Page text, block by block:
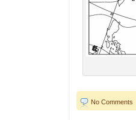
No Comments